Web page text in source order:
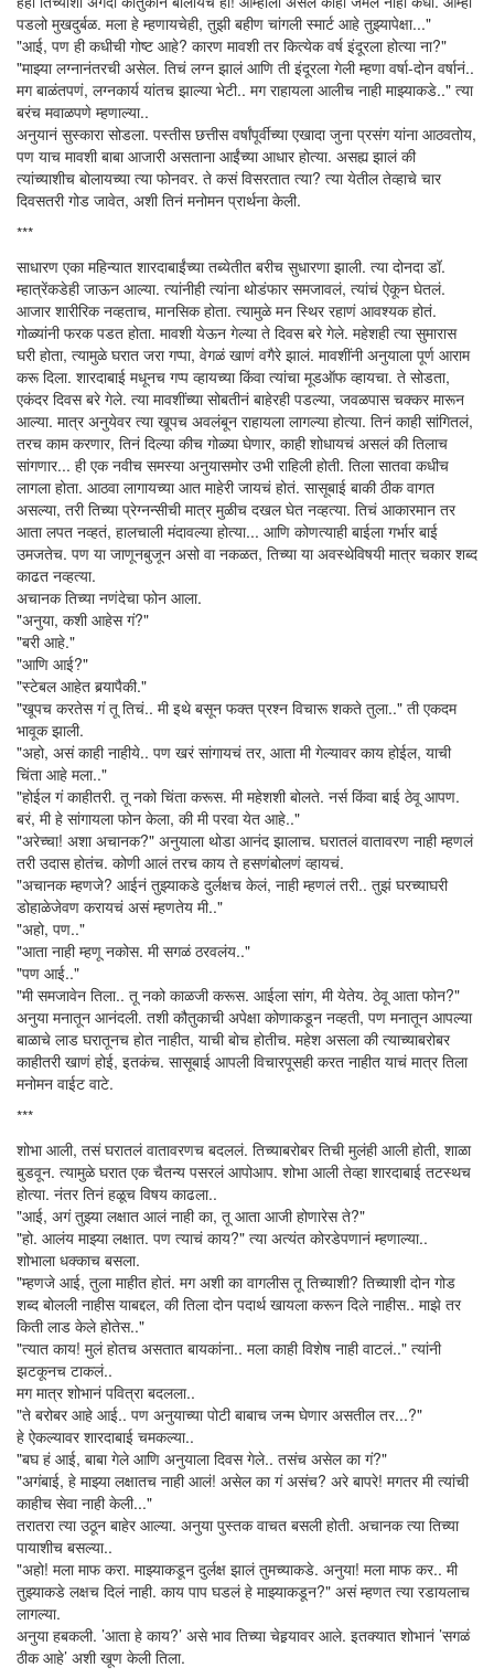
पडलो मुखदुर्बळ. मला हे म्हणायचेही, तुझी बहीण चांगली स्मार्ट आहे तुझ्यापेक्षा..."
"आई, पण ही कधीची गोष्ट आहे? कारण मावशी तर कित्येक वर्ष इंदूरला होत्या ना?"
"माझ्या लग्नानंतरची असेल. तिचं लग्न झालं आणि ती इंदूरला गेली म्हणा वर्षा-दोन वर्षानं..
मग बाळंतपणं, लग्नकार्य यांतच झाल्या भेटी.. मग राहायला आलीच नाही माझ्याकडे.." त्या
बरंच मवाळपणे म्हणाल्या..
अनुयानं सुस्कारा सोडला. पस्तीस छत्तीस वर्षांपूर्वीच्या एखादा जुना प्रसंग यांना आठवतोय,
पण याच मावशी बाबा आजारी असताना आईंच्या आधार होत्या. असह्य झालं की
त्यांच्याशीच बोलायच्या त्या फोनवर. ते कसं विसरतात त्या? त्या येतील तेव्हाचे चार
दिवसतरी गोड जावेत, अशी तिनं मनोमन प्रार्थना केली.
***
साधारण एका महिन्यात शारदाबाईंच्या तब्येतीत बरीच सुधारणा झाली. त्या दोनदा डॉ.
म्हात्रेंकडेही जाऊन आल्या. त्यांनीही त्यांना थोडंफार समजावलं, त्यांचं ऐकून घेतलं.
आजार शारीरिक नव्हताच, मानसिक होता. त्यामुळे मन स्थिर रहाणं आवश्यक होतं.
गोळ्यांनी फरक पडत होता. मावशी येऊन गेल्या ते दिवस बरे गेले. महेशही त्या सुमारास
घरी होता, त्यामुळे घरात जरा गप्पा, वेगळं खाणं वगैरे झालं. मावशींनी अनुयाला पूर्ण आराम
करू दिला. शारदाबाई मधूनच गप्प व्हायच्या किंवा त्यांचा मूडऑफ व्हायचा. ते सोडता,
एकंदर दिवस बरे गेले. त्या मावशींच्या सोबतीनं बाहेरही पडल्या, जवळपास चक्कर मारून
आल्या. मात्र अनुयेवर त्या खूपच अवलंबून राहायला लागल्या होत्या. तिनं काही सांगितलं,
तरच काम करणार, तिनं दिल्या कीच गोळ्या घेणार, काही शोधायचं असलं की तिलाच
सांगणार... ही एक नवीच समस्या अनुयासमोर उभी राहिली होती. तिला सातवा कधीच
लागला होता. आठवा लागायच्या आत माहेरी जायचं होतं. सासूबाई बाकी ठीक वागत
असल्या, तरी तिच्या प्रेग्नन्सीची मात्र मुळीच दखल घेत नव्हत्या. तिचं आकारमान तर
आता लपत नव्हतं, हालचाली मंदावल्या होत्या... आणि कोणत्याही बाईला गर्भार बाई
उमजतेच. पण या जाणूनबुजून असो वा नकळत, तिच्या या अवस्थेविषयी मात्र चकार शब्द
काढत नव्हत्या.
अचानक तिच्या नणंदेचा फोन आला.
"अनुया, कशी आहेस गं?"
"बरी आहे."
"आणि आई?"
"स्टेबल आहेत बर्‍यापैकी."
"खूपच करतेस गं तू तिचं.. मी इथे बसून फक्त प्रश्न विचारू शकते तुला.." ती एकदम
भावूक झाली.
"अहो, असं काही नाहीये.. पण खरं सांगायचं तर, आता मी गेल्यावर काय होईल, याची
चिंता आहे मला.."
"होईल गं काहीतरी. तू नको चिंता करूस. मी महेशशी बोलते. नर्स किंवा बाई ठेवू आपण.
बरं, मी हे सांगायला फोन केला, की मी परवा येत आहे.."
"अरेच्चा! अशा अचानक?" अनुयाला थोडा आनंद झालाच. घरातलं वातावरण नाही म्हणलं
तरी उदास होतंच. कोणी आलं तरच काय ते हसणंबोलणं व्हायचं.
"अचानक म्हणजे? आईनं तुझ्याकडे दुर्लक्षच केलं, नाही म्हणलं तरी.. तुझं घरच्याघरी
डोहाळेजेवण करायचं असं म्हणतेय मी.."
"अहो, पण.."
"आता नाही म्हणू नकोस. मी सगळं ठरवलंय.."
"पण आई.."
"मी समजावेन तिला.. तू नको काळजी करूस. आईला सांग, मी येतेय. ठेवू आता फोन?"
अनुया मनातून आनंदली. तशी कौतुकाची अपेक्षा कोणाकडून नव्हती, पण मनातून आपल्या
बाळाचे लाड घरातूनच होत नाहीत, याची बोच होतीच. महेश असला की त्याच्याबरोबर
काहीतरी खाणं होई, इतकंच. सासूबाई आपली विचारपूसही करत नाहीत याचं मात्र तिला
मनोमन वाईट वाटे.
***
शोभा आली, तसं घरातलं वातावरणच बदललं. तिच्याबरोबर तिची मुलंही आली होती, शाळा
बुडवून. त्यामुळे घरात एक चैतन्य पसरलं आपोआप. शोभा आली तेव्हा शारदाबाई तटस्थच
होत्या. नंतर तिनं हळूच विषय काढला..
"आई, अगं तुझ्या लक्षात आलं नाही का, तू आता आजी होणारेस ते?"
"हो. आलंय माझ्या लक्षात. पण त्याचं काय?" त्या अत्यंत कोरडेपणानं म्हणाल्या..
शोभाला धक्काच बसला.
"म्हणजे आई, तुला माहीत होतं. मग अशी का वागलीस तू तिच्याशी? तिच्याशी दोन गोड
शब्द बोलली नाहीस याबद्दल, की तिला दोन पदार्थ खायला करून दिले नाहीस.. माझे तर
किती लाड केले होतेस.."
"त्यात काय! मुलं होतच असतात बायकांना.. मला काही विशेष नाही वाटलं.." त्यांनी
झटकूनच टाकलं..
मग मात्र शोभानं पवित्रा बदलला..
"ते बरोबर आहे आई.. पण अनुयाच्या पोटी बाबाच जन्म घेणार असतील तर...?"
हे ऐकल्यावर शारदाबाई चमकल्या..
"बघ हं आई, बाबा गेले आणि अनुयाला दिवस गेले.. तसंच असेल का गं?"
"अगंबाई, हे माझ्या लक्षातच नाही आलं! असेल का गं असंच? अरे बापरे! मगतर मी त्यांची
काहीच सेवा नाही केली..."
तरातरा त्या उठून बाहेर आल्या. अनुया पुस्तक वाचत बसली होती. अचानक त्या तिच्या
पायाशीच बसल्या..
"अहो! मला माफ करा. माझ्याकडून दुर्लक्ष झालं तुमच्याकडे. अनुया! मला माफ कर.. मी
तुझ्याकडे लक्षच दिलं नाही. काय पाप घडलं हे माझ्याकडून?" असं म्हणत त्या रडायलाच
लागल्या.
अनुया हबकली. ’आता हे काय?’ असे भाव तिच्या चेहर्‍यावर आले. इतक्यात शोभानं ’सगळं
ठीक आहे’ अशी खूण केली तिला.